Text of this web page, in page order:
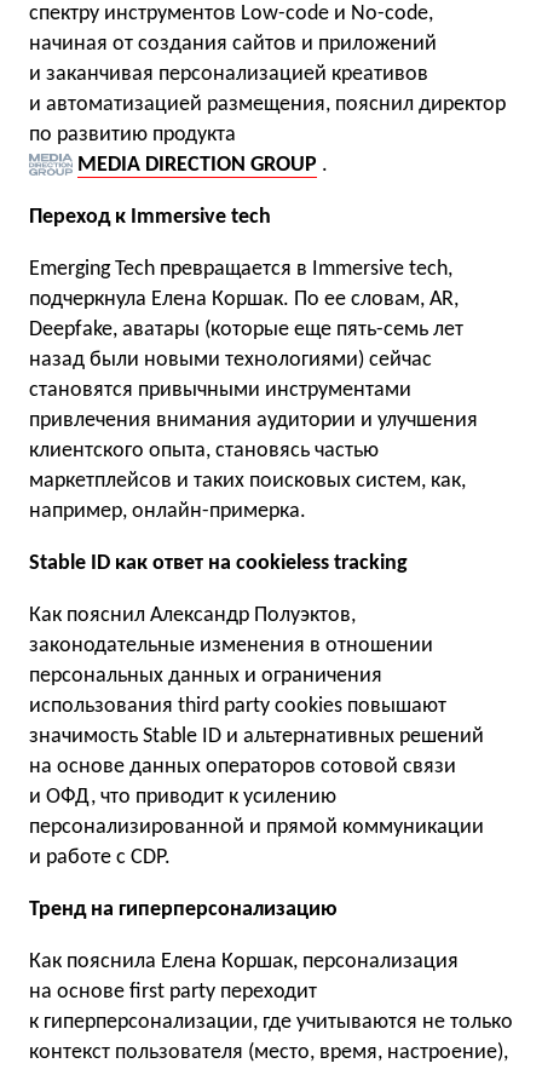
спектру инструментов Low-code и No-code,
начиная от создания сайтов и приложений
и заканчивая персонализацией креативов
и автоматизацией размещения, пояснил директор
по развитию продукта
MEDIA DIRECTION GROUP .
Переход к Immersive tech
Emerging Tech превращается в Immersive tech,
подчеркнула Елена Коршак. По ее словам, AR,
Deepfake, аватары (которые еще пять-семь лет
назад были новыми технологиями) сейчас
становятся привычными инструментами
привлечения внимания аудитории и улучшения
клиентского опыта, становясь частью
маркетплейсов и таких поисковых систем, как,
например, онлайн-примерка.
Stable ID как ответ на cookieless tracking
Как пояснил Александр Полуэктов,
законодательные изменения в отношении
персональных данных и ограничения
использования third party cookies повышают
значимость Stable ID и альтернативных решений
на основе данных операторов сотовой связи
и ОФД, что приводит к усилению
персонализированной и прямой коммуникации
и работе с CDP.
Тренд на гиперперсонализацию
Как пояснила Елена Коршак, персонализация
на основе first party переходит
к гиперперсонализации, где учитываются не только
контекст пользователя (место, время, настроение),